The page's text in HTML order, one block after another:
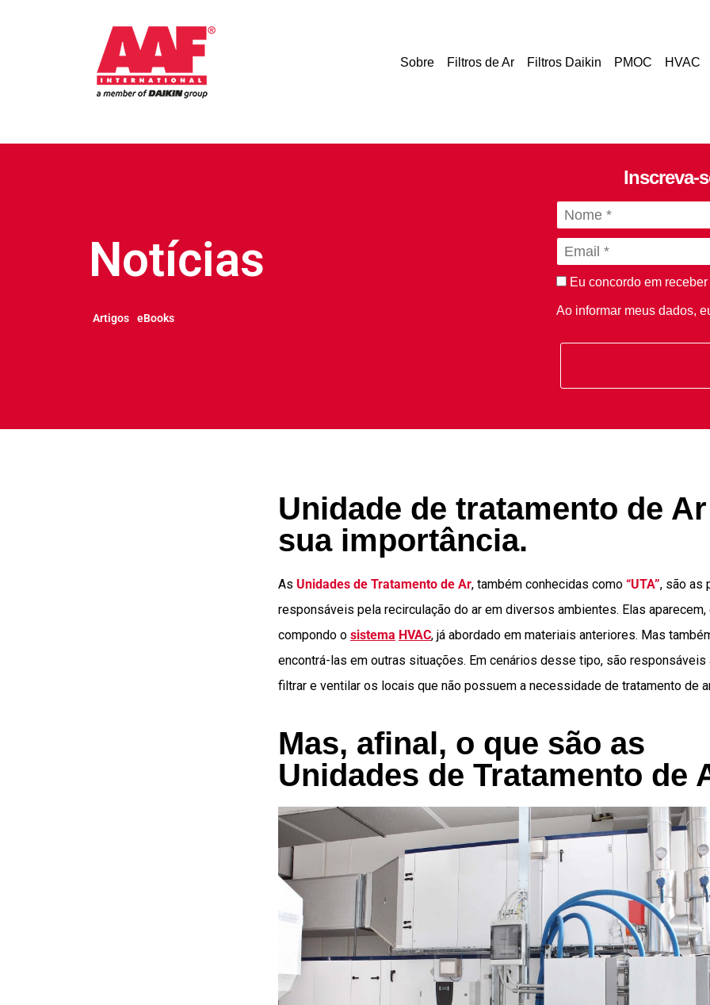
Sobre Filtros de Ar Filtros Daikin PMOC HVAC
Notícias
Artigos eBooks
Inscreva-
Eu concordo em
Ao informar meus dados,
Unidade de tratamento de
sua importância.
As Unidades de Tratamento de Ar, também conhecidas como “UTA”, são as
responsáveis pela recirculação do ar em diversos ambientes. Elas aparecem,
compondo o sistema HVAC, já abordado em materiais anteriores. Mas
encontrá-las em outras situações. Em cenários desse tipo, são responsáveis
filtrar e ventilar os locais que não possuem a necessidade de tratamento de
Mas, afinal, o que são as
Unidades de Tratamento de